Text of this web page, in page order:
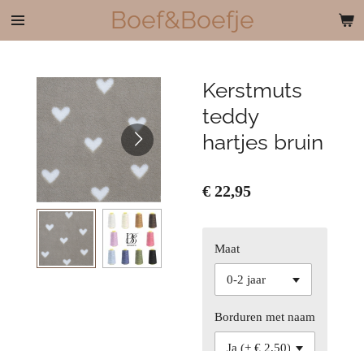
Ga
hoofdinhoud
Boef&Boefje
Kerstmuts
teddy
hartjes bruin
€ 22,95
Maat
Borduren met naam